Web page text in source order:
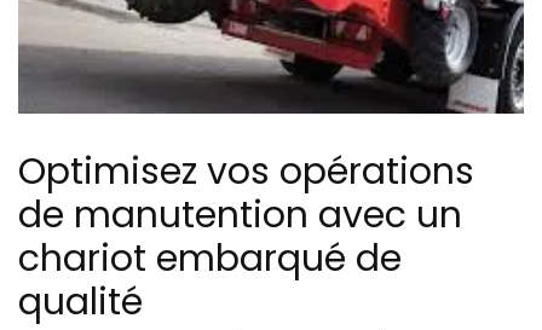
Optimisez vos opérations
de manutention avec un
chariot embarqué de
qualité